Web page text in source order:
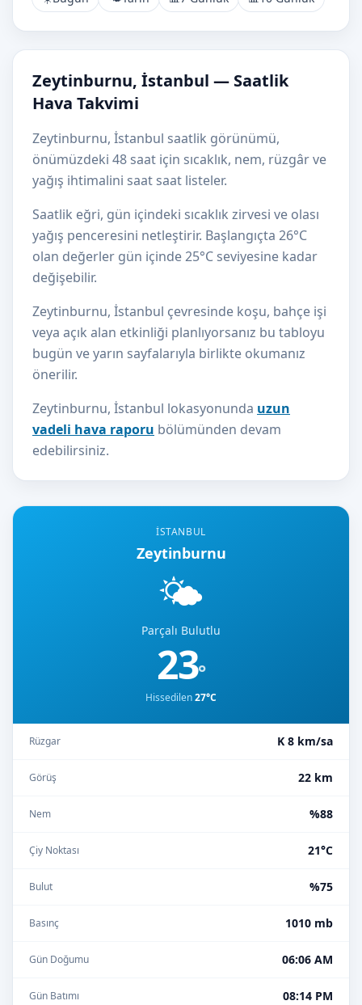
İSTANBUL
Zeytinburnu
🌤️
Parçalı Bulutlu
23°
Hissedilen27°C
Rüzgar K 8 km/sa
Görüş 22 km
Nem %88
Çiy Noktası 21°C
Bulut %75
Basınç 1010 mb
Gün Doğumu 06:06 AM
Gün Batımı 08:14 PM
Zeytinburnu, İstanbul — Saatlik
Hava Takvimi
Zeytinburnu, İstanbul saatlik görünümü,
önümüzdeki 48 saat için sıcaklık, nem, rüzgâr ve
yağış ihtimalini saat saat listeler.
Saatlik eğri, gün içindeki sıcaklık zirvesi ve olası
yağış penceresini netleştirir. Başlangıçta 26°C
olan değerler gün içinde 25°C seviyesine kadar
değişebilir.
Zeytinburnu, İstanbul çevresinde koşu, bahçe işi
veya açık alan etkinliği planlıyorsanız bu tabloyu
bugün ve yarın sayfalarıyla birlikte okumanız
önerilir.
Zeytinburnu, İstanbul lokasyonunda uzun
vadeli hava raporu bölümünden devam
edebilirsiniz.